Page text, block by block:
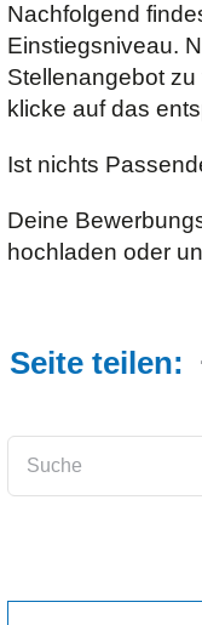
Nachfolgend
Einstiegsniveau.
Stellenangebot
klicke auf das
Ist nichts
Deine
hochladen oder
Seite teilen: